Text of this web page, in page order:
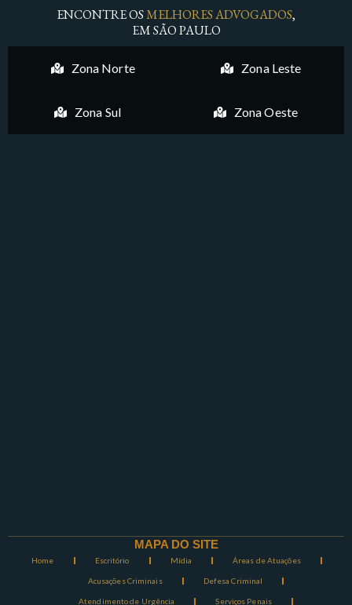
ENCONTRE OSMELHORES ADVOGADOS,
EM SÃO PAULO
Zona Norte Zona Leste
Zona Sul Zona Oeste
MAPA DO SITE
Home Escritório Mídia Áreas de Atuações
Acusações Criminais Defesa Criminal
Atendimento de Urgência Serviços Penais